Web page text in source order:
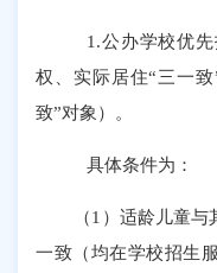
1.公办学校优
权、实际居住“三一致
致”对象） 。
具体条件为 ：
（1 ）适龄儿童与
一致（均在学校招生